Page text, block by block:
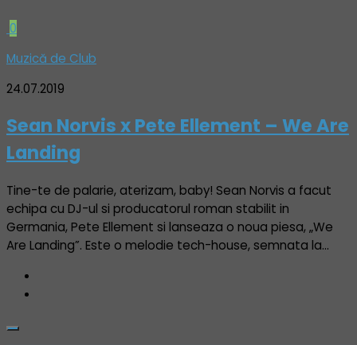
0
Muzică de Club
24.07.2019
Sean Norvis x Pete Ellement – We Are
Landing
Tine-te de palarie, aterizam, baby! Sean Norvis a facut
echipa cu DJ-ul si producatorul roman stabilit in
Germania, Pete Ellement si lanseaza o noua piesa, „We
Are Landing”. Este o melodie tech-house, semnata la...